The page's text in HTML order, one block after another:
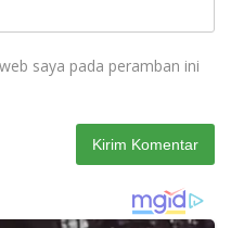
saya pada peramban ini